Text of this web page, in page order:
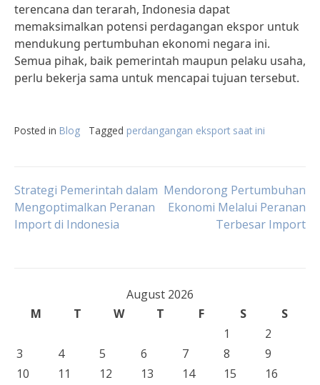
terencana dan terarah, Indonesia dapat
memaksimalkan potensi perdagangan ekspor untuk
mendukung pertumbuhan ekonomi negara ini.
Semua pihak, baik pemerintah maupun pelaku usaha,
perlu bekerja sama untuk mencapai tujuan tersebut.
Posted in Blog Tagged perdangangan eksport saat ini
Post
navigation
Strategi Pemerintah dalam
Mengoptimalkan Peranan
Import di Indonesia
Mendorong Pertumbuhan
Ekonomi Melalui Peranan
Terbesar Import
August 2026
M
T W T F S
S
1
2
3
4 5 6 7 8
9
10
11 12 13 14 15
16